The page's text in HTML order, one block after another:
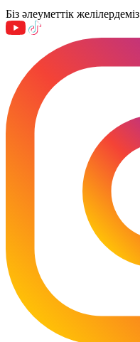
Біз әлеуметтік желілердеміз